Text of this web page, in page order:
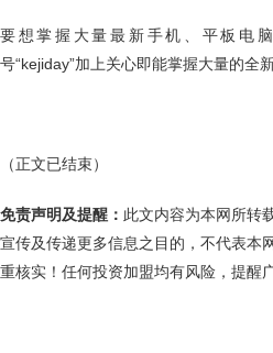
要想掌握大量最新手机、平板电
号“kejiday”加上关心即能掌握大量的全
（正文已结束）
免责声明及提醒： 此文内容为本网所转
宣传及传递更多信息之目的，不代表本
重核实！任何投资加盟均有风险，提醒